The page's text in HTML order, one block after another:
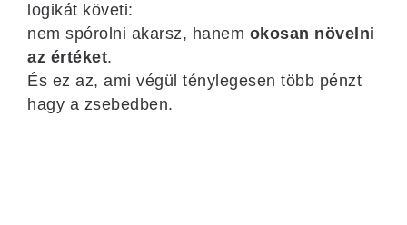
logikát követi:
nem spórolni akarsz, hanem okosan növelni
az értéket.
És ez az, ami végül ténylegesen több pénzt
hagy a zsebedben.